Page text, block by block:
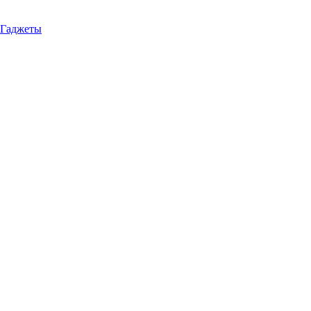
Гаджеты